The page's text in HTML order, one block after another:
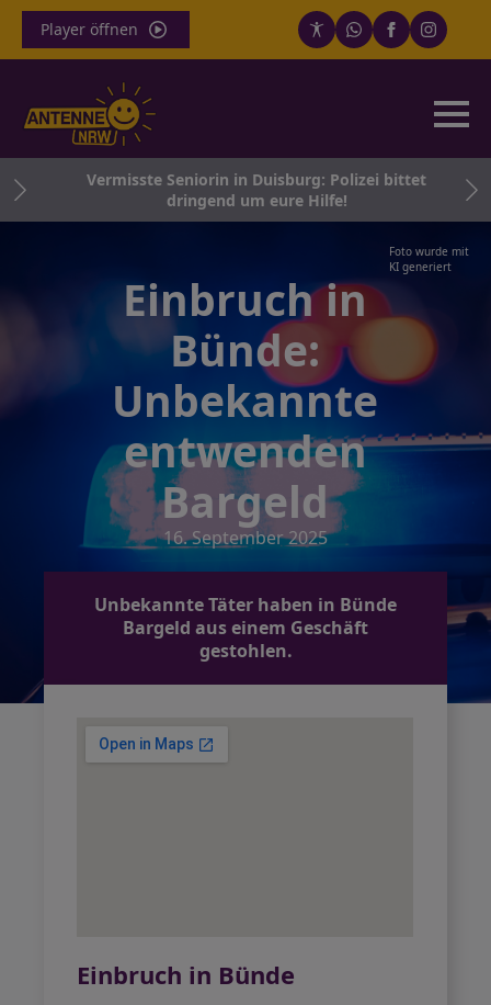
Player öffnen
Vermisste Seniorin in Duisburg: Polizei bittet
dringend um eure Hilfe!
Foto wurde mit
KI generiert
Einbruch in
Bünde:
Unbekannte
entwenden
Bargeld
16. September 2025
Unbekannte Täter haben in Bünde
Bargeld aus einem Geschäft
gestohlen.
Einbruch in Bünde